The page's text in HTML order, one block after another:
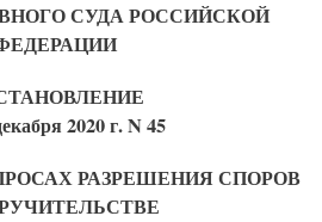
СУДА РОССИЙСКОЙ
2020 г. N 45
РАЗРЕШЕНИЯ СПОРОВ